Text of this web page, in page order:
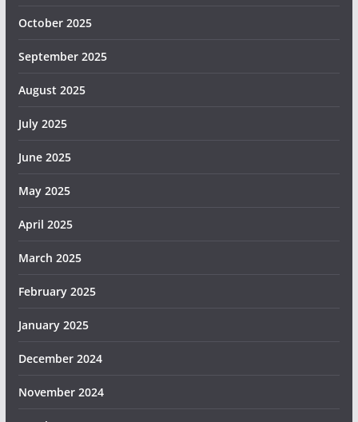
October 2025
September 2025
August 2025
July 2025
June 2025
May 2025
April 2025
March 2025
February 2025
January 2025
December 2024
November 2024